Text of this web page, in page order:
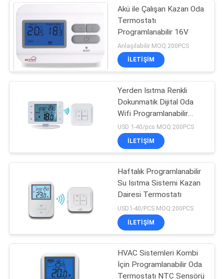
Akü ile Çalışan Kazan Oda
Termostatı
Programlanabilir 16V
Anlaşılabilir MOQ:200PCS
İLETIŞIM
Yerden Isıtma Renkli
Dokunmatik Dijital Oda
Wifi Programlanabilir
Termostat
USD 1-40/pcs MOQ:200PCS
İLETIŞIM
Haftalık Programlanabilir
Su Isıtma Sistemi Kazan
Dairesi Termostatı
USD1-40/PCS MOQ:200PCS
İLETIŞIM
HVAC Sistemleri Kombi
İçin Programlanabilir Oda
Termostatı NTC Sensörü